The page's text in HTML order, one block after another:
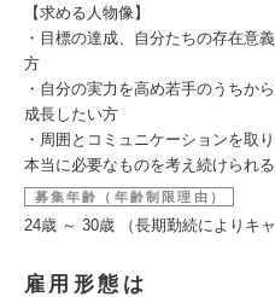
【求める人物像】
・目標の達成、自分たちの存在意
方
・自分の実力を高め若手のうちか
成長したい方
・周囲とコミュニケーションを取
本当に必要なものを考え続けられ
募集年齢（年齢制限理由）
24歳 ～ 30歳 （長期勤続によりキ
雇用形態は